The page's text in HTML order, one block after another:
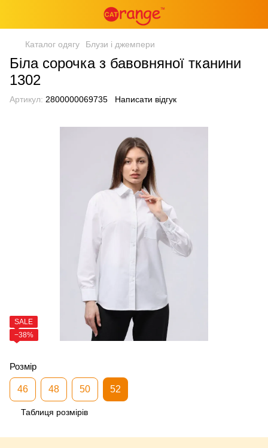
Каталог одягу Блузи і джемпери
Біла сорочка з бавовняної тканини
1302
Артикул: 2800000069735 Написати відгук
SALE
−38%
Розмір
46 48 50 52
Таблиця розмірів